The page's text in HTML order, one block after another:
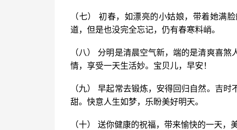
（七） 初春，如漂亮的小姑娘，带着她满
道，但是也没完全忘记，仍有春寒料峭。
（八） 分明是清晨空气新，端的是清爽喜
情，享受一天生活妙。宝贝儿，早安！
（九） 早起常去锻炼，安得回归自然。吉
甜。快意人生如梦，乐盼美好明天。
（十） 送你健康的祝福，带来愉快的一天，